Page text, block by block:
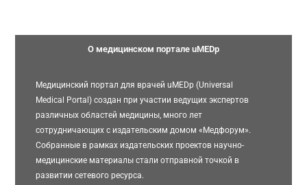
О медицинском портале uMEDp
Медицинский портал для врачей uMEDp (Universal
Medical Portal) создан при участии ведущих экспертов
различных областей медицины, много лет
сотрудничающих с издательским домом «Медфорум».
Собранные в рамках издательских проектов научно-
медицинские материалы стали отправной точкой в
развитии сетевого ресурса.